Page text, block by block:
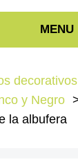
MENU
decorativos
y Negro
la albufera